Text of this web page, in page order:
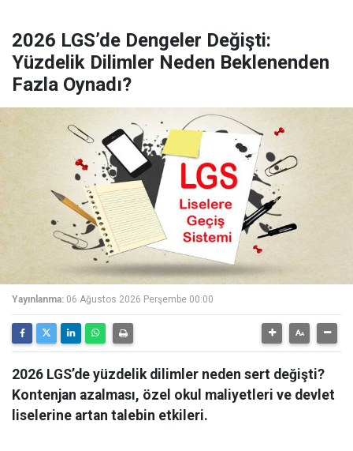
2026 LGS’de Dengeler Değişti:
Yüzdelik Dilimler Neden Beklenenden
Fazla Oynadı?
Yayınlanma: 06 Ağustos 2026 Perşembe 00:00
2026 LGS’de yüzdelik dilimler neden sert değişti?
Kontenjan azalması, özel okul maliyetleri ve devlet
liselerine artan talebin etkileri.